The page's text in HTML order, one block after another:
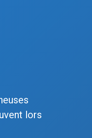
lors